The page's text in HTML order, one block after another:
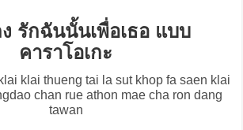
ง รักฉันนั้นเพื่อเธอ แบบ
คาราโอเกะ
klai thueng tai la sut khop fa saen klai
chan rue athon mae cha ron dang
tawan